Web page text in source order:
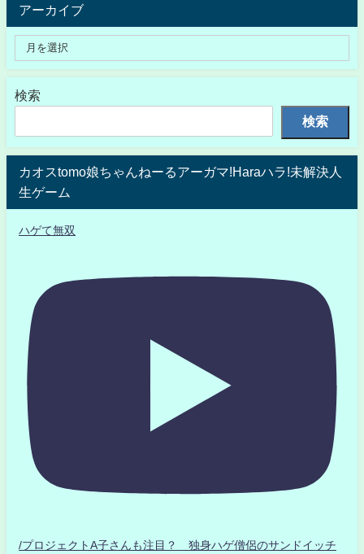
アーカイブ
検索
検索
カオスtomo娘ちゃんねーるアーガマ!Haraハラ!未解決人
生ゲーム
ハゲて無双
/プロジェクトA子さんも注目？ 独身ハゲ僧侶のサンドイッチ